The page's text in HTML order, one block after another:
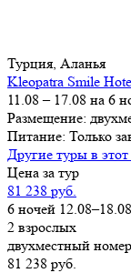
Турция, Аланья
Kleopatra Smile
11.08 – 17.08 на 6
Размещение:
Питание: Только
Другие туры в этот
Цена за тур
81 238 руб.
6 ночей 12.08–18.08
2 взрослых
двухместный
81 238 руб.